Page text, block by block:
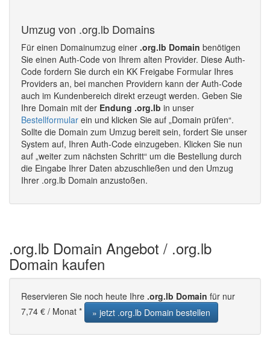
Umzug von .org.lb Domains
Für einen Domainumzug einer .org.lb Domain benötigen
Sie einen Auth-Code von Ihrem alten Provider. Diese Auth-
Code fordern Sie durch ein KK Freigabe Formular Ihres
Providers an, bei manchen Providern kann der Auth-Code
auch im Kundenbereich direkt erzeugt werden. Geben Sie
Ihre Domain mit der Endung .org.lb in unser
Bestellformular ein und klicken Sie auf „Domain prüfen“.
Sollte die Domain zum Umzug bereit sein, fordert Sie unser
System auf, Ihren Auth-Code einzugeben. Klicken Sie nun
auf „weiter zum nächsten Schritt“ um die Bestellung durch
die Eingabe Ihrer Daten abzuschließen und den Umzug
Ihrer .org.lb Domain anzustoßen.
.org.lb Domain Angebot / .org.lb
Domain kaufen
Reservieren Sie noch heute Ihre .org.lb Domain für nur
7,74 € / Monat *
» jetzt .org.lb Domain bestellen